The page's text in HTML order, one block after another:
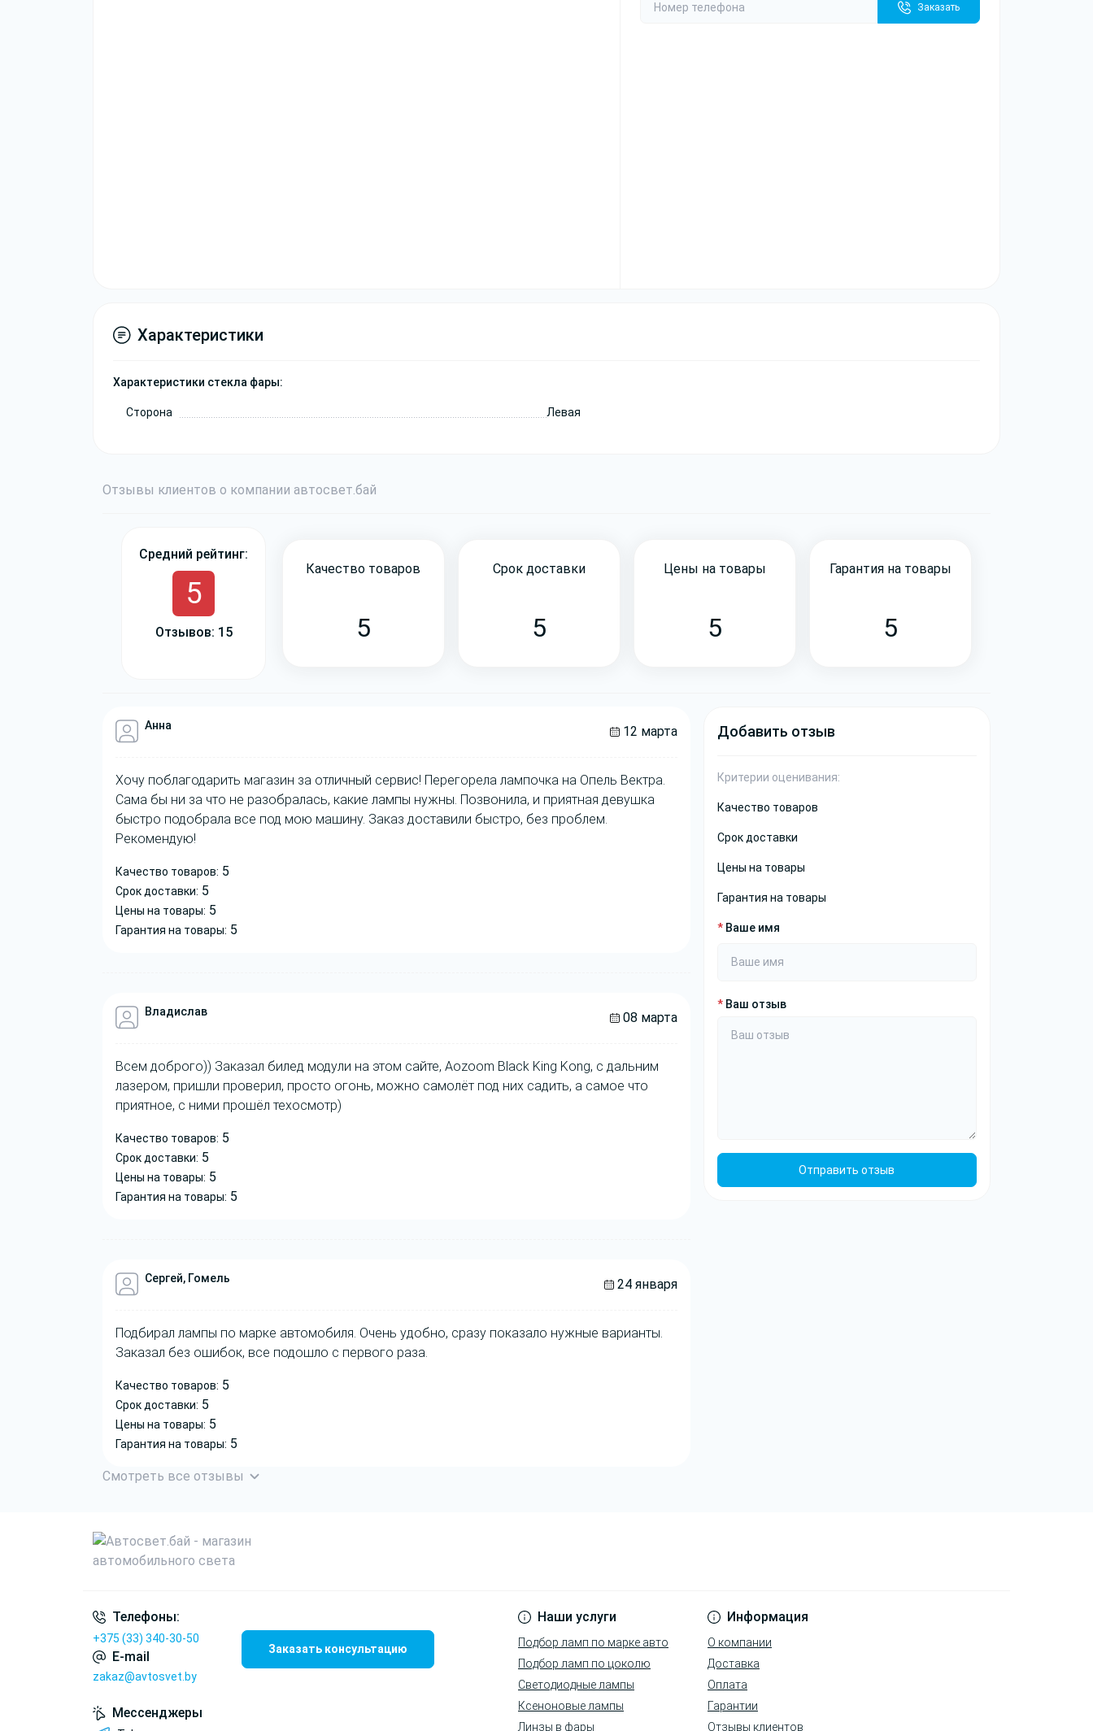
Заказать
Характеристики
Характеристики стекла фары:
Сторона Левая
Отзывы клиентов о компании автосвет.бай
Средний рейтинг:
5
Отзывов: 15
Качество товаров
5
Срок доставки
5
Цены на товары
5
Гарантия на товары
5
Анна 12 марта
Хочу поблагодарить магазин за отличный сервис! Перегорела лампочка на Опель Вектра.
Сама бы ни за что не разобралась, какие лампы нужны. Позвонила, и приятная девушка
быстро подобрала все под мою машину. Заказ доставили быстро, без проблем.
Рекомендую!
Качество товаров: 5
Срок доставки: 5
Цены на товары: 5
Гарантия на товары: 5
Владислав 08 марта
Всем доброго)) Заказал билед модули на этом сайте, Aozoom Black King Kong, с дальним
лазером, пришли проверил, просто огонь, можно самолёт под них садить, а самое что
приятное, с ними прошёл техосмотр)
Качество товаров: 5
Срок доставки: 5
Цены на товары: 5
Гарантия на товары: 5
Сергей, Гомель 24 января
Подбирал лампы по марке автомобиля. Очень удобно, сразу показало нужные варианты.
Заказал без ошибок, все подошло с первого раза.
Качество товаров: 5
Срок доставки: 5
Цены на товары: 5
Гарантия на товары: 5
Добавить отзыв
Критерии оценивания:
Качество товаров
Срок доставки
Цены на товары
Гарантия на товары
* Ваше имя
* Ваш отзыв
Отправить отзыв
Смотреть все отзывы
Телефоны:
+375 (33) 340-30-50
E-mail
zakaz@avtosvet.by
Мессенджеры
Заказать консультацию
Наши услуги
Подбор ламп по марке авто
Подбор ламп по цоколю
Светодиодные лампы
Ксеноновые лампы
Линзы в фары
Информация
О компании
Доставка
Оплата
Гарантии
Отзывы клиентов